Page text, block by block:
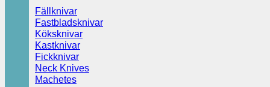
Fällknivar
Fastbladsknivar
Köksknivar
Kastknivar
Fickknivar
Neck Knives
Machetes